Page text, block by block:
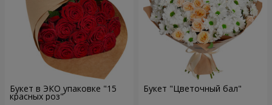
Букет в ЭКО упаковке "15
красных роз"
Букет "Цветочный бал"